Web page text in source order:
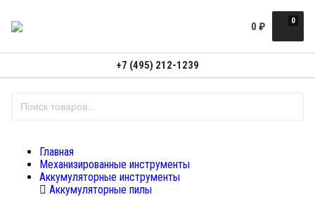
0
0 ₽
+7 (495) 212-1239
Главная
Механизированные инструменты
Аккумуляторные инструменты
Аккумуляторные пилы